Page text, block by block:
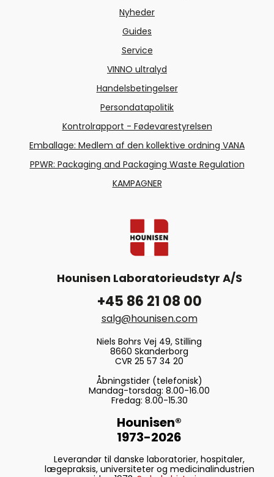
Nyheder
Guides
Service
VINNO ultralyd
Handelsbetingelser
Persondatapolitik
Kontrolrapport - Fødevarestyrelsen
Emballage: Medlem af den kollektive ordning VANA
PPWR: Packaging and Packaging Waste Regulation
KAMPAGNER
Hounisen Laboratorieudstyr A/S
+45 86 21 08 00
salg@hounisen.com
Niels Bohrs Vej 49, Stilling
8660 Skanderborg
CVR 25 57 34 20
Åbningstider (telefonisk)
Mandag-torsdag: 8.00-16.00
Fredag: 8.00-15.30
Hounisen®
1973-2026
Leverandør til danske laboratorier, hospitaler,
lægepraksis, universiteter og medicinalindustrien